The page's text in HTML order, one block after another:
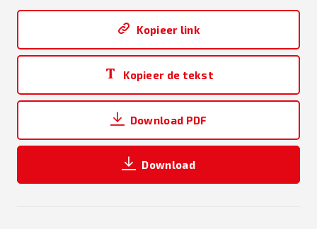
Kopieer link
Kopieer de tekst
Download PDF
Download